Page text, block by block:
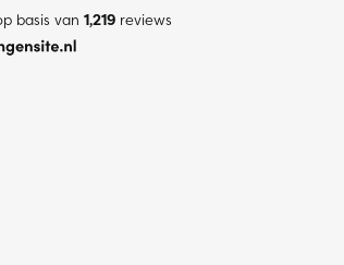
basis van 1,219reviews